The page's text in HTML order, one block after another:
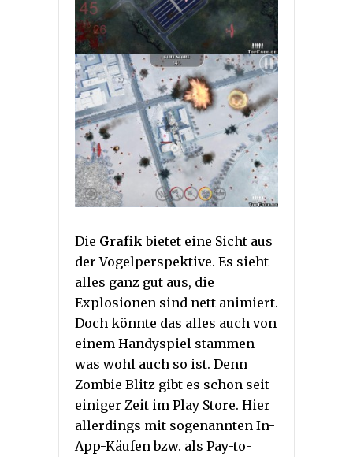
Die Grafik bietet eine Sicht aus
der Vogelperspektive. Es sieht
alles ganz gut aus, die
Explosionen sind nett animiert.
Doch könnte das alles auch von
einem Handyspiel stammen –
was wohl auch so ist. Denn
Zombie Blitz gibt es schon seit
einiger Zeit im Play Store. Hier
allerdings mit sogenannten In-
App-Käufen bzw. als Pay-to-